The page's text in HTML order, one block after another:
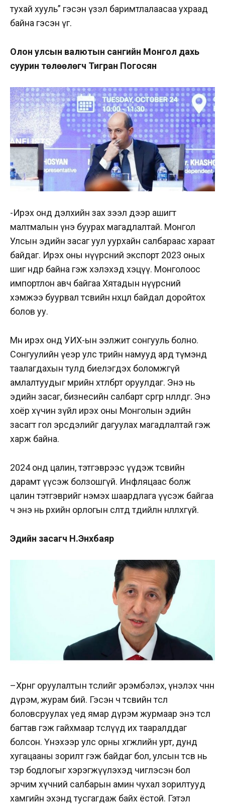
тухай хууль” гэсэн үзэл баримтлалаасаа ухраад
байна гэсэн үг.
Олон улсын валютын сангийн Монгол дахь
суурин төлөөлөгч Тигран Погосян
-Ирэх онд дэлхийн зах зээл дээр ашигт
малтмалын үнэ буурах магадлалтай. Монгол
Улсын эдийн засаг уул уурхайн салбараас хараат
байдаг. Ирэх оны нүүрсний экспорт 2023 оных
шиг өндөр байна гэж хэлэхэд хэцүү. Монголоос
импортлон авч байгаа Хятадын нүүрсний
хэмжээ буурвал төсвийн нөхцөл байдал доройтох
болов уу.
Мөн ирэх онд УИХ-ын ээлжит сонгууль болно.
Сонгуулийн үеэр улс төрийн намууд ард түмэнд
таалагдахын тулд биелэгдэх боломжгүй
амлалтуудыг мөрийн хөтөлбөртөө оруулдаг. Энэ нь
эдийн засаг, бизнесийн салбарт сөргөөр нөлөөлдөг. Энэ
хоёр хүчин зүйл ирэх оны Монголын эдийн
засагт гол эрсдэлийг дагуулах магадлалтай гэж
харж байна.
2024 онд цалин, тэтгэврээс үүдэж төсвийн
дарамт үүсэж болзошгүй. Инфляцаас болж
цалин тэтгэврийг нэмэх шаардлага үүсэж байгаа
ч энэ нь өрхийн орлогын өсөлтөд төдийлөн нөлөөлөхгүй.
Эдийн засагч Н.Энхбаяр
–Хөрөнгө оруулалтын төслийг эрэмбэлэх, үнэлэх өчнөөн
дүрэм, журам бий. Гэсэн ч төсвийн төсөл
боловсруулах үед ямар дүрэм журмаар энэ төсөл
багтав гэж гайхмаар төслүүд их тааралддаг
болсон. Үнэхээр улс орны хөгжлийн урт, дунд
хугацааны зорилт гэж байдаг бол, улсын төсөв нь
тэр бодлогыг хэрэгжүүлэхэд чиглэсэн бол
эрчим хүчний салбарын амин чухал зорилтууд
хамгийн эхэнд тусгагдаж байх ёстой. Гэтэл